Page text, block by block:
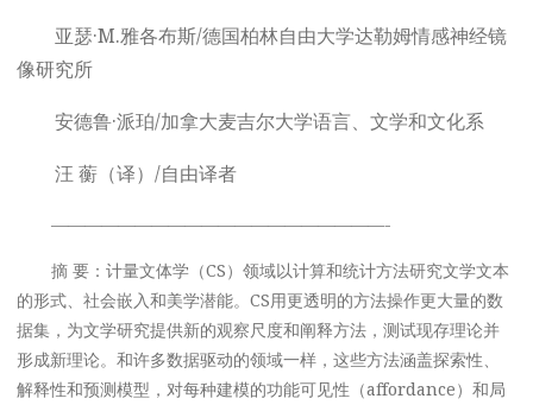
亚瑟·M.雅各布斯/德国柏林自由大学达勒姆情感神经镜
像研究所
安德鲁·派珀/加拿大麦吉尔大学语言、文学和文化系
汪 蘅（译）/自由译者
————————————————————-
摘 要：计量文体学（CS）领域以计算和统计方法研究文学文本
的形式、社会嵌入和美学潜能。CS用更透明的方法操作更大量的数
据集，为文学研究提供新的观察尺度和阐释方法，测试现存理论并
形成新理论。和许多数据驱动的领域一样，这些方法涵盖探索性、
解释性和预测模型，对每种建模的功能可见性（affordance）和局